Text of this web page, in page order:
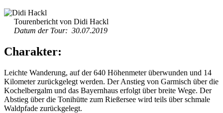
Tourenbericht von Didi Hackl
Datum der Tour: 30.07.2019
Charakter:
Leichte Wanderung, auf der 640 Höhenmeter überwunden und 14
Kilometer zurückgelegt werden. Der Anstieg von Garmisch über die
Kochelbergalm und das Bayernhaus erfolgt über breite Wege. Der
Abstieg über die Tonihütte zum Rießersee wird teils über schmale
Waldpfade zurückgelegt.